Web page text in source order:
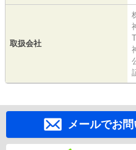
取扱会社
メールでお